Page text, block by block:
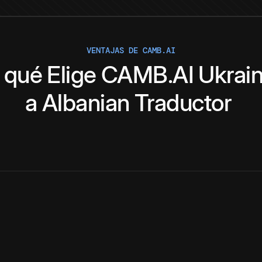
VENTAJAS DE CAMB.AI
Elige CAMB.AI
a Albanian Traductor